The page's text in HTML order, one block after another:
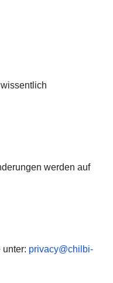
werden auf
privacy@chilbi-